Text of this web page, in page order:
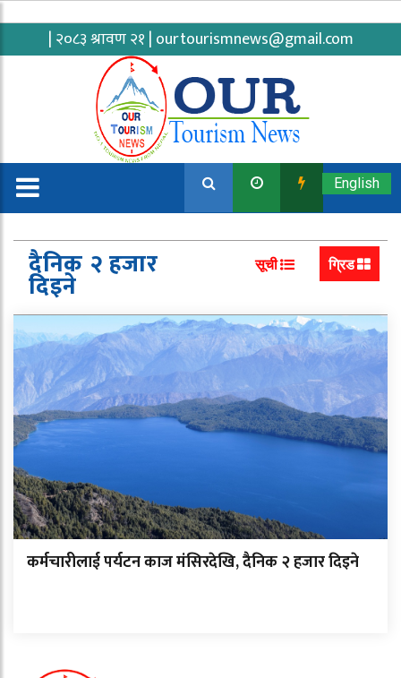
| २०८३ श्रावण २१ | ourtourismnews@gmail.com
English
दैनिक २ हजार
दिइने
सूची ग्रिड
कर्मचारीलाई पर्यटन काज मंसिरदेखि, दैनिक २ हजार दिइने